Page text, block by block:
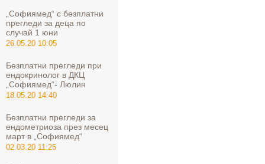
„Софиямед“ с безплатни
прегледи за деца по
случай 1 юни
26.05.20 10:05
Безплатни прегледи при
ендокринолог в ДКЦ
„Софиямед“- Люлин
18.05.20 14:40
Безплатни прегледи за
ендометриоза през месец
март в „Софиямед“
02.03.20 11:25